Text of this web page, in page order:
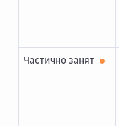
Частично занят